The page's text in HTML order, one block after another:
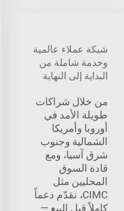
شبكة عملاء عالمية
وخدمة شاملة من
البداية إلى النهاية
من خلال شراكات
طويلة الأمد في
أوروبا وأمريكا
الشمالية وجنوب
شرق آسيا، ومع
قادة السوق
المحليين مثل
CIMC، نقدّم دعماً
كاملاً قبل البيع —